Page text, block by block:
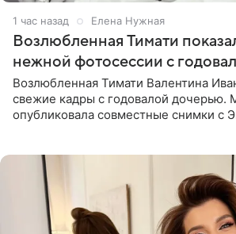
1 час назад Елена Нужная
Возлюбленная Тимати
нежной фотосессии с
Возлюбленная Тимати Валентина
свежие кадры с годовалой дочерью.
опубликовала совместные снимки с